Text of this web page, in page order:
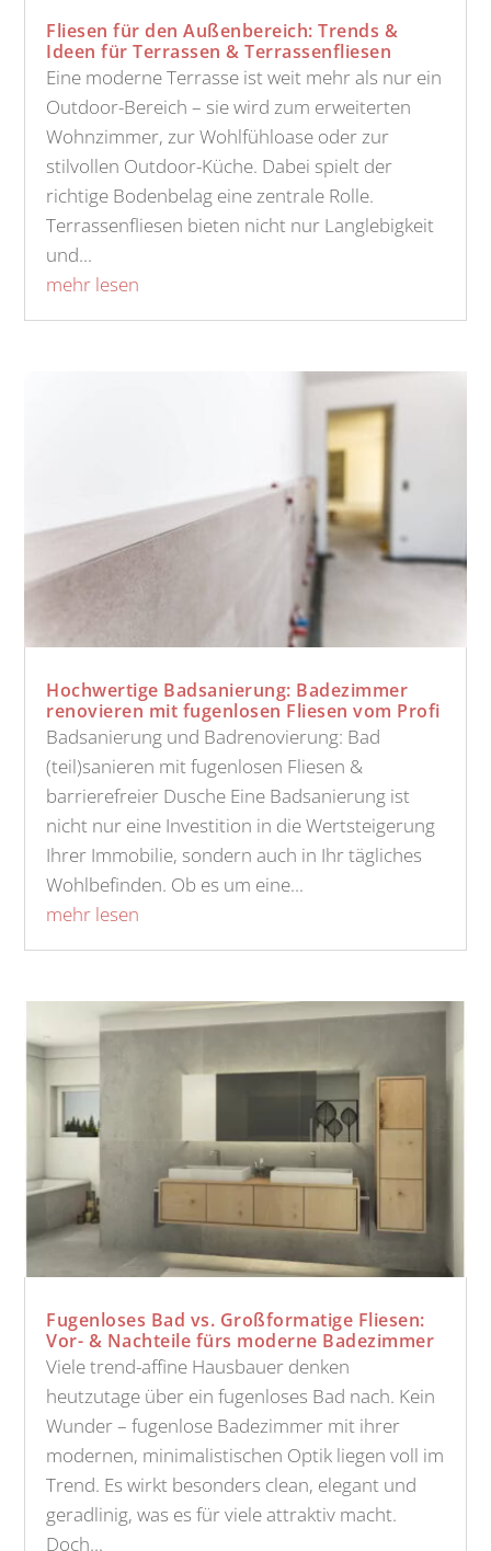
Fliesen für den Außenbereich: Trends &
Ideen für Terrassen & Terrassenfliesen
Eine moderne Terrasse ist weit mehr als nur ein
Outdoor-Bereich – sie wird zum erweiterten
Wohnzimmer, zur Wohlfühloase oder zur
stilvollen Outdoor-Küche. Dabei spielt der
richtige Bodenbelag eine zentrale Rolle.
Terrassenfliesen bieten nicht nur Langlebigkeit
und...
mehr lesen
Hochwertige Badsanierung: Badezimmer
renovieren mit fugenlosen Fliesen vom Profi
Badsanierung und Badrenovierung: Bad
(teil)sanieren mit fugenlosen Fliesen &
barrierefreier Dusche Eine Badsanierung ist
nicht nur eine Investition in die Wertsteigerung
Ihrer Immobilie, sondern auch in Ihr tägliches
Wohlbefinden. Ob es um eine...
mehr lesen
Fugenloses Bad vs. Großformatige Fliesen:
Vor- & Nachteile fürs moderne Badezimmer
Viele trend-affine Hausbauer denken
heutzutage über ein fugenloses Bad nach. Kein
Wunder – fugenlose Badezimmer mit ihrer
modernen, minimalistischen Optik liegen voll im
Trend. Es wirkt besonders clean, elegant und
geradlinig, was es für viele attraktiv macht.
Doch...